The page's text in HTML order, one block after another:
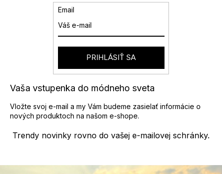
Trendy novinky rovno do vašej e-mailovej schránky.
Vaša vstupenka do módneho sveta
Vložte svoj e-mail a my Vám budeme zasielať informácie o
nových produktoch na našom e-shope.
Email
PRIHLÁSIŤ SA